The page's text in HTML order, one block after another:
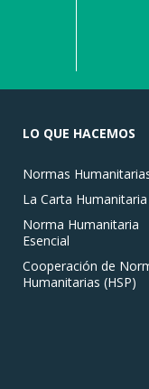
LO QUE HACEMOS
Normas
La Carta Humanitaria
Norma Humanitaria
Esencial
Cooperación de
Humanitarias (HSP)